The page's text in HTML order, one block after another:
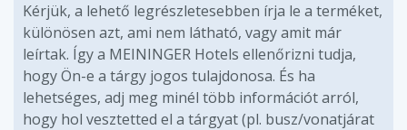
Kérjük, a lehető legrészletesebben írja le a terméket,
különösen azt, ami nem látható, vagy amit már
leírtak. Így a MEININGER Hotels ellenőrizni tudja,
hogy Ön-e a tárgy jogos tulajdonosa. És ha
lehetséges, adj meg minél több információt arról,
hogy hol vesztetted el a tárgyat (pl. busz/vonatjárat